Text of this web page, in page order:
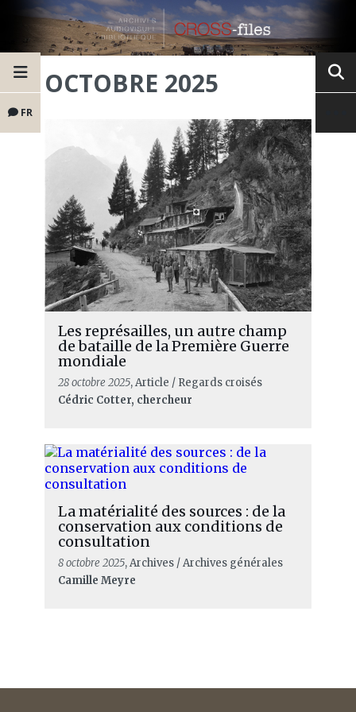
FR
OCTOBRE 2025
Les représailles, un autre champ
de bataille de la Première Guerre
mondiale
28 octobre 2025, Article / Regards croisés
Cédric Cotter, chercheur
La matérialité des sources : de la
conservation aux conditions de
consultation
8 octobre 2025, Archives / Archives générales
Camille Meyre